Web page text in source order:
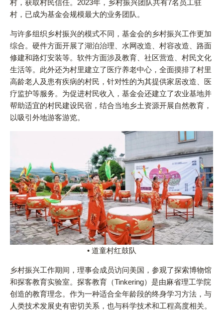
村，获取村民信任。2023年，乡村振兴团队共有7名员工驻
村，已成为基金会规模最大的业务团队。
与许多组织乡村振兴的模式不同，基金会的乡村振兴工作更加
综合。硬件方面开展了湖泊治理、水网改造、村容改造、路面
修建和路灯安装等。软件方面涉及教育、社区营造、村民文化
生活等。此外还为村里建立了医疗养老中心，全面摸排了村里
高龄老人及患有疾病的村民，针对性的为其提供家居改造、医
疗监护等服务。为促进村民收入，基金会还建立了农业基地并
帮助适宜的村民建设民宿，结合当地乡土资源开展自然教育，
以吸引外地游客游览。
• 道童村红鼓队
乡村振兴工作期间，理事会成员访问美国，参观了探索博物馆
和探客教育实验室。探客教育（Tinkering）是由麻省理工学院
创造的教育理念。作为一种适合全年龄段的终身学习方法，与
人类技术发展史有密切关系，也与科学技术和工程高度相关。